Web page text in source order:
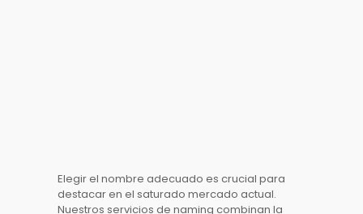
Elegir elnombre adecuado es crucial para
destacar en el saturado mercado actual.
Nuestros servicios denaming combinan la